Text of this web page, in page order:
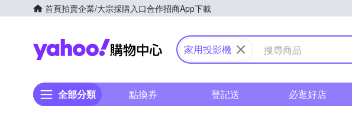
首頁拍賣企業/大宗採購入口合作招商App下載
Yahoo購物中心
家用投影機
全部分類 點換券 登記送 必逛好店